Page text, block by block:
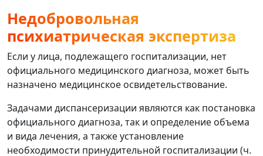
Недобровольная
психиатрическая экспертиза
Если у лица, подлежащего госпитализации, нет
официального медицинского диагноза, может быть
назначено медицинское освидетельствование.
Задачами диспансеризации являются как постановка
официального диагноза, так и определение объема
и вида лечения, а также установление
необходимости принудительной госпитализации (ч.